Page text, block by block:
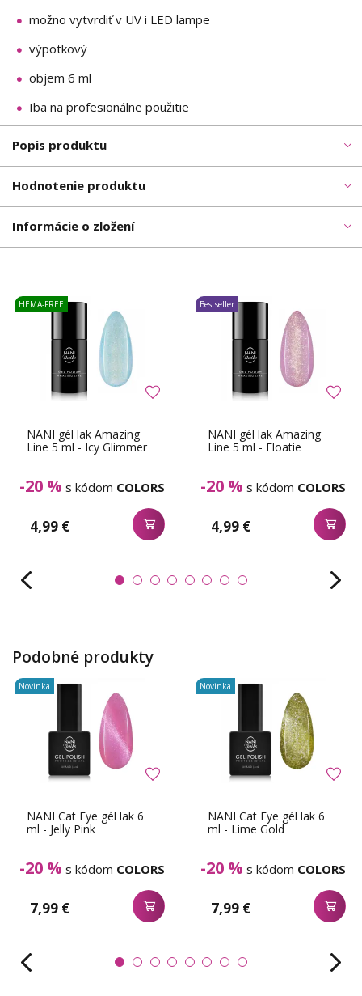
možno vytvrdiť v UV i LED lampe
výpotkový
objem 6 ml
Iba na profesionálne použitie
Popis produktu
Hodnotenie produktu
Informácie o zložení
NANI gél lak Amazing
Line 5 ml - Icy Glimmer
-20 % s kódom COLORS
4,99 €
HEMA-FREE
NANI gél lak Amazing
Line 5 ml - Floatie
-20 % s kódom COLORS
4,99 €
Bestseller
Podobné produkty
NANI Cat Eye gél lak 6
ml - Jelly Pink
-20 % s kódom COLORS
7,99 €
Novinka
NANI Cat Eye gél lak 6
ml - Lime Gold
-20 % s kódom COLORS
7,99 €
Novinka